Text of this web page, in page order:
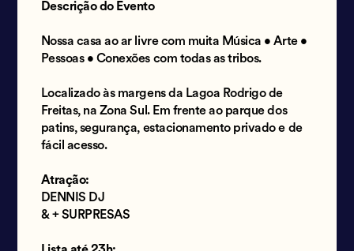
Descrição do Evento
Nossa casa ao ar livre com muita Música • Arte •
Pessoas • Conexões com todas as tribos.
Localizado às margens da Lagoa Rodrigo de
Freitas, na Zona Sul. Em frente ao parque dos
patins, segurança, estacionamento privado e de
fácil acesso.
Atração:
DENNIS DJ
& + SURPRESAS